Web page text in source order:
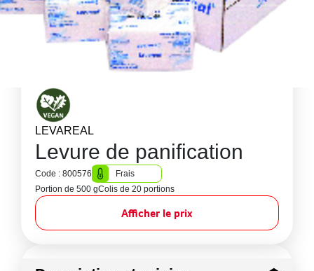
LEVAREAL
Levure de panification
Code : 800576
Frais
Portion de 500 gColis de 20 portions
Afficher le prix